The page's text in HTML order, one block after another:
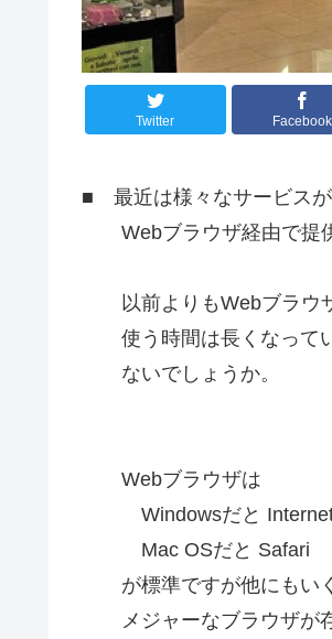
Twitter Facebook
■ 最近は様々なサービスが
Webブラウザ経由で提供
以前よりもWebブラウ
使う時間は長くなって
ないでしょうか。
Webブラウザは
Windowsだと Internet
Mac OSだと Safari
が標準ですが他にもい
メジャーなブラウザが存